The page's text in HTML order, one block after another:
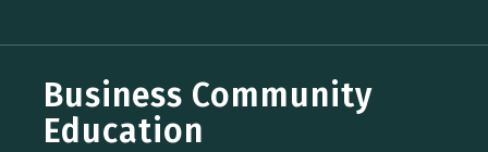
Business Community
Education